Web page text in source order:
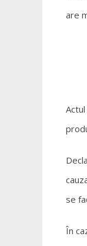
are
se
În